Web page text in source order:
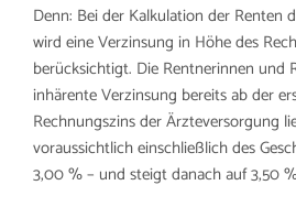
Denn: Bei der Kalkulation der Renten
wird eine Verzinsung in Höhe des
berücksichtigt. Die Rentnerinnen und
inhärente Verzinsung bereits ab der
Rechnungszins der Ärzteversorgung
voraussichtlich einschließlich des
3,00 % – und steigt danach auf 3,50